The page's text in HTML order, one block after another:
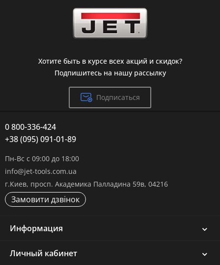
Хотите быть в курсе всех акций и скидок?
Подпишитесь на нашу рассылку
Подписаться
0 800-336-424
+38 (095) 091-01-89
Пн-Вс с 09:00 до 18:00
info@jet-tools.com.ua
г.Киев, просп. Академика Палладина 59в, 04216
Замовити дзвінок
Информация
Личный кабинет